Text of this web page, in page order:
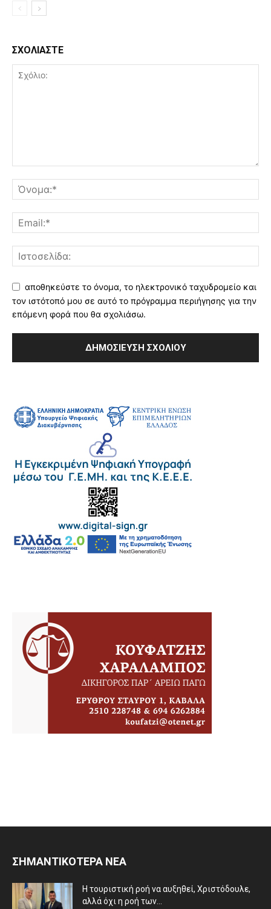
ΣΧΟΛΙΑΣΤΕ
αποθηκεύστε το όνομα, το ηλεκτρονικό ταχυδρομείο και
τον ιστότοπό μου σε αυτό το πρόγραμμα περιήγησης για την
επόμενη φορά που θα σχολιάσω.
ΣΗΜΑΝΤΙΚΟΤΕΡΑ ΝΕΑ
Η τουριστική ροή να αυξηθεί, Χριστόδουλε,
αλλά όχι η ροή των...